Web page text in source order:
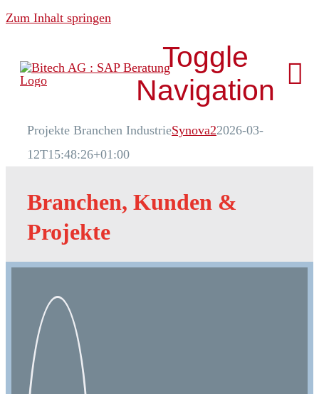
Zum Inhalt springen
Toggle
Navigation
News & Media
Projekte Branchen IndustrieSynova22026-03-
12T15:48:26+01:00
Branchen, Kunden &
Projekte